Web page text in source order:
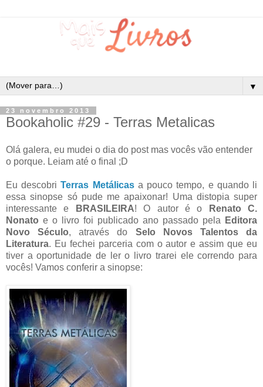
▼
23 novembro 2013
Bookaholic #29 - Terras Metalicas
Olá galera, eu mudei o dia do post mas vocês vão entender
o porque. Leiam até o final ;D
Eu descobriTerras Metálicasa pouco tempo, e quando li
essa sinopse só pude me apaixonar! Uma distopia super
interessante e
BRASILEIRA! O autor é o
Renato C.
Nonato e o livro foi publicado ano passado pela
Editora
Novo Século, através do Selo Novos Talentos da
Literatura. Eu fechei parceria com o autor e assim que eu
tiver a oportunidade de ler o livro trarei ele correndo para
vocês! Vamos conferir a sinopse: